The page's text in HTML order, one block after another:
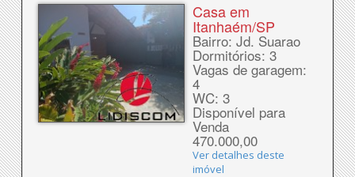
Casa em
Itanhaém/SP
Bairro: Jd. Suarao
Dormitórios: 3
Vagas de garagem:
4
WC: 3
Disponível para
Venda
470.000,00
Ver detalhes deste
imóvel